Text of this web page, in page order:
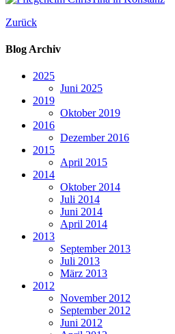
Zurück
Blog Archiv
2025
Juni 2025
2019
Oktober 2019
2016
Dezember 2016
2015
April 2015
2014
Oktober 2014
Juli 2014
Juni 2014
April 2014
2013
September 2013
Juli 2013
März 2013
2012
November 2012
September 2012
Juni 2012